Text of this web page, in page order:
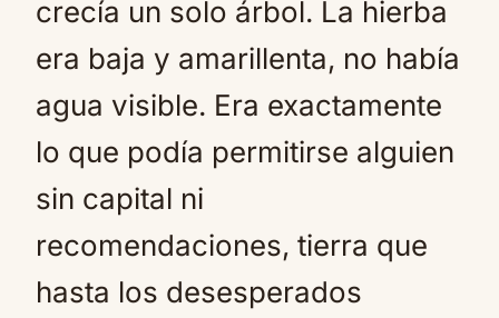
crecía un solo árbol. La hierba
era baja y amarillenta, no había
agua visible. Era exactamente
lo que podía permitirse alguien
sin capital ni
recomendaciones, tierra que
hasta los desesperados